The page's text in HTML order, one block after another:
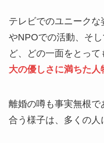
テレビでのユニーク
やNPOでの活動、そ
ど、どの一面をとって
大の優しさに満ちた人
離婚の噂も事実無根で
合う様子は、多くの人